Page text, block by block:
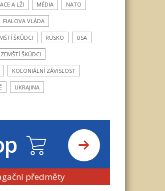
A LŽI MÉDIA NATO
FIALOVA VLÁDA
ŠKŮDCI RUSKO USA
ZEMŠTÍ ŠKŮDCI
KOLONIÁLNÍ ZÁVISLOST
UKRAJINA
předměty